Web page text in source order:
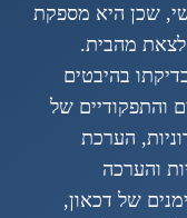
שכן היא מספקת
לצאת מהבית.
בהיבטים
והתפקודיים של
הערכת
והערכה
של דכאון,